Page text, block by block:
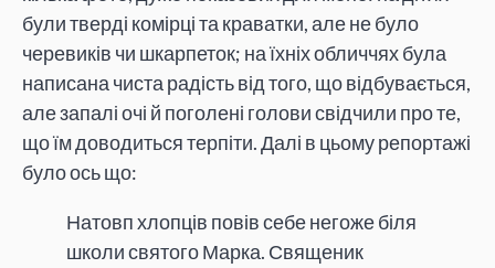
були тверді комірці та краватки, але не було
черевиків чи шкарпеток; на їхніх обличчях була
написана чиста радість від того, що відбувається,
але запалі очі й поголені голови свідчили про те,
що їм доводиться терпіти. Далі в цьому репортажі
було ось що:
Натовп хлопців повів себе негоже біля
школи святого Марка. Священик